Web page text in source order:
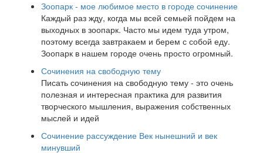
Зоопарк - мое любимое место в городе сочинение
Каждый раз жду, когда мы всей семьей пойдем на
выходных в зоопарк. Часто мы идем туда утром,
поэтому всегда завтракаем и берем с собой еду.
Зоопарк в нашем городе очень просто огромный.
Сочинения на свободную тему
Писать сочинения на свободную тему - это очень
полезная и интересная практика для развития
творческого мышления, выражения собственных
мыслей и идей
Сочинение рассуждение Век нынешний и век
минувший